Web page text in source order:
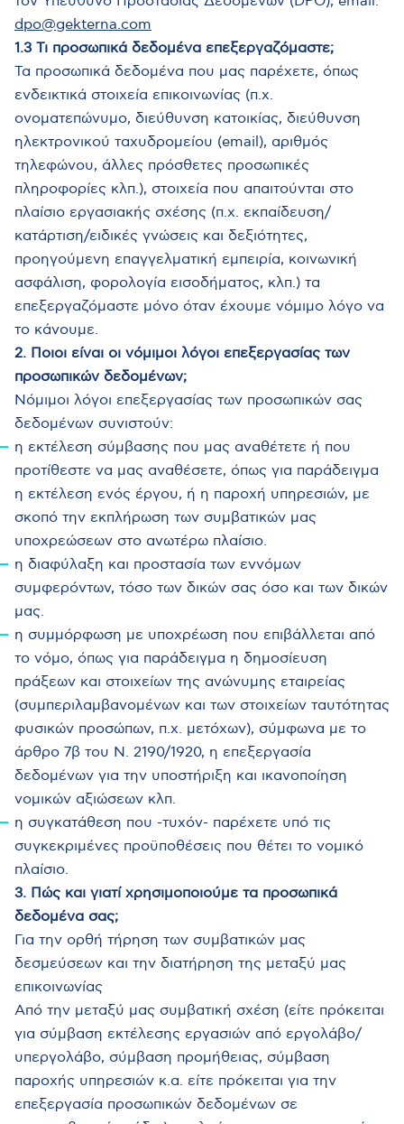
dpo@gekterna.com
1.3 Τι προσωπικά δεδομένα επεξεργαζόμαστε;
Τα προσωπικά δεδομένα που μας παρέχετε, όπως
ενδεικτικά στοιχεία επικοινωνίας (π.χ.
ονοματεπώνυμο, διεύθυνση κατοικίας, διεύθυνση
ηλεκτρονικού ταχυδρομείου (email), αριθμός
τηλεφώνου, άλλες πρόσθετες προσωπικές
πληροφορίες κλπ.), στοιχεία που απαιτούνται στο
πλαίσιο εργασιακής σχέσης (π.χ. εκπαίδευση/
κατάρτιση/ειδικές γνώσεις και δεξιότητες,
προηγούμενη επαγγελματική εμπειρία, κοινωνική
ασφάλιση, φορολογία εισοδήματος, κλπ.) τα
επεξεργαζόμαστε μόνο όταν έχουμε νόμιμο λόγο να
το κάνουμε.
2. Ποιοι είναι οι νόμιμοι λόγοι επεξεργασίας των
προσωπικών δεδομένων;
Νόμιμοι λόγοι επεξεργασίας των προσωπικών σας
δεδομένων συνιστούν:
η εκτέλεση σύμβασης που μας αναθέτετε ή που
προτίθεστε να μας αναθέσετε, όπως για παράδειγμα
η εκτέλεση ενός έργου, ή η παροχή υπηρεσιών, με
σκοπό την εκπλήρωση των συμβατικών μας
υποχρεώσεων στο ανωτέρω πλαίσιο.
η διαφύλαξη και προστασία των εννόμων
συμφερόντων, τόσο των δικών σας όσο και των δικών
μας.
η συμμόρφωση με υποχρέωση που επιβάλλεται από
το νόμο, όπως για παράδειγμα η δημοσίευση
πράξεων και στοιχείων της ανώνυμης εταιρείας
(συμπεριλαμβανομένων και των στοιχείων ταυτότητας
φυσικών προσώπων, π.χ. μετόχων), σύμφωνα με το
άρθρο 7β του Ν. 2190/1920, η επεξεργασία
δεδομένων για την υποστήριξη και ικανοποίηση
νομικών αξιώσεων κλπ.
η συγκατάθεση που -τυχόν- παρέχετε υπό τις
συγκεκριμένες προϋποθέσεις που θέτει το νομικό
πλαίσιο.
3. Πώς και γιατί χρησιμοποιούμε τα προσωπικά
δεδομένα σας;
Για την ορθή τήρηση των συμβατικών μας
δεσμεύσεων και την διατήρηση της μεταξύ μας
επικοινωνίας
Από την μεταξύ μας συμβατική σχέση (είτε πρόκειται
για σύμβαση εκτέλεσης εργασιών από εργολάβο/
υπεργολάβο, σύμβαση προμήθειας, σύμβαση
παροχής υπηρεσιών κ.α. είτε πρόκειται για την
επεξεργασία προσωπικών δεδομένων σε